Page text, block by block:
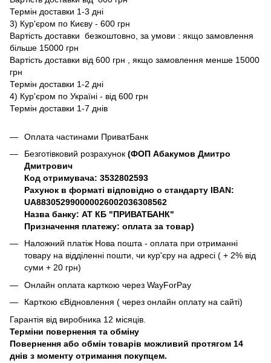
Термін доставки 1-3 дні
3) Кур'єром по Києву - 600 грн
Вартість доставки безкоштовно, за умови : якщо замовлення
більше 15000 грн
Вартість доставки від 600 грн , якщо замовлення менше 15000
грн
Термін доставки 1-2 дні
4) Кур'єром по Україні - від 600 грн
Термін доставки 1-7 днів
Оплата частинами ПриватБанк
Безготівковий розрахунок (ФОП Абакумов Дмитро
Дмитрович
Код отримувача: 3532802593
Рахунок в форматі відповідно о стандарту IBAN:
UA883052990000026002036308562
Назва банку: АТ КБ "ПРИВАТБАНК"
Призначення платежу: оплата за товар)
Наложний платіж Нова пошта - оплата при отриманні
товару на відділенні пошти, чи кур'єру на адресі ( + 2% від
суми + 20 грн)
Онлайн оплата карткою через WayForPay
Карткою єВідновлення ( через онлайн оплату на сайті)
Гарантія від виробника 12 місяців.
Терміни повернення та обміну
Повернення або обмін товарів можливий протягом 14
днів з моменту отримання покупцем.